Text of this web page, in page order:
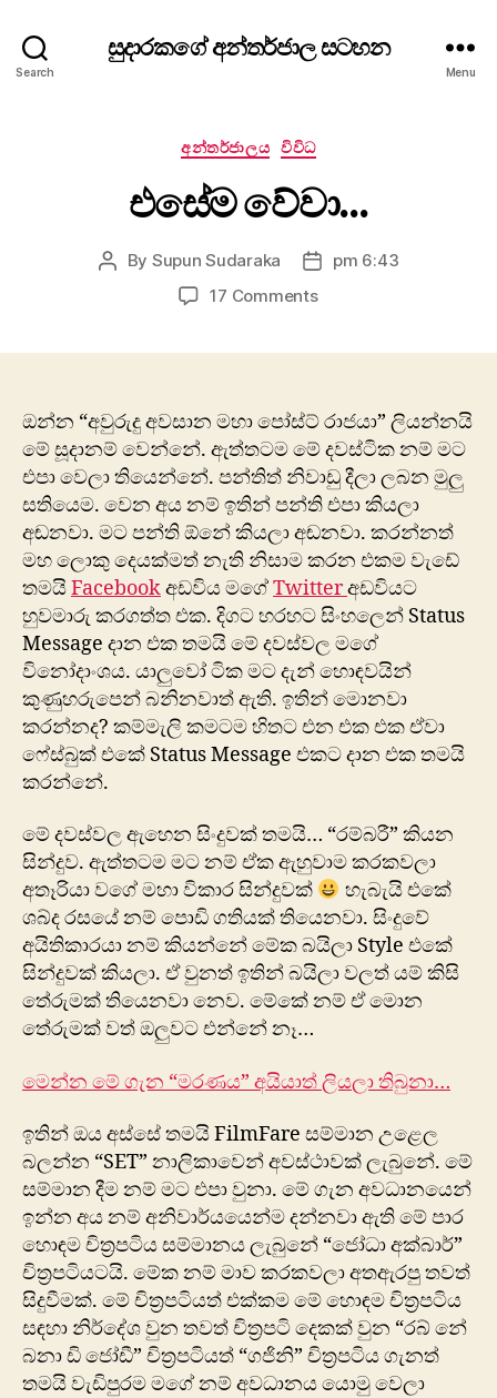
Search
සුදාරකගේ අන්තර්ජාල සටහන
Menu
Categories
අන්තර්ජාලය විවිධ
එසේම වේවා…
Post
By Supun Sudaraka
Postpm 6:43
17 Commentson
ඔන්න “අවුරුදු අවසාන මහා පෝස්ට් රාජයා” ලියන්නයි
මේ සූදානම් වෙන්නේ. ඇත්තටම මේ දවස්ටික නම් මට
එපා වෙලා තියෙන්නේ. පන්තිත් නිවාඩු දීලා ලබන මුලු
සතියෙම. වෙන අය නම් ඉතින් පන්ති එපා කියලා
අඬනවා. මට පන්ති ඕනේ කියලා අඬනවා. කරන්නත්
මහ ලොකු දෙයක්මත් නැති නිසාම කරන එකම වැ‍ඩේ
තමයිFacebookඅඩවිය මගේTwitterඅඩවියට
හුවමාරු කරගත්ත එක. දිගට හරහට සිංහලෙන් Status
Message දාන එක තමයි මේ දවස්වල මගේ
විනෝදාංශය. යාලුවෝ ටික මට දැන් හොඳවයින්
කුණුහරුපෙන් බනිනවාත් ඇති. ඉතින් මොනවා
කරන්නද? කම්මැලි කමටම හිතට එන එක එක ඒවා
ෆේස්බුක් එකේ Status Message එකට දාන එක තමයි
කරන්නේ.
මේ දවස්වල ඇහෙන සිංදුවක් තමයි… “රම්බරී” කියන
සින්දුව. ඇත්තටම මට නම් ඒක ඇහුවාම කරකවලා
අතෑරියා වගේ මහා විකාර සින්දුවක්
හැබැයි එකේ
ශබ්ද රසයේ නම් පොඩි ගතියක් තියෙනවා. සිංදුවේ
අයිතිකාරයා නම් කියන්නේ මේක බයිලා Style එකේ
සින්දුවක් කියලා. ඒ වුනත් ඉතින් බයිලා වලත් යම් කිසි
‍තේරුමක් තියෙනවා නෙව. මේකේ නම් ඒ මොන‍
තේරුමක් වත් ඔලුවට එන්නේ නෑ…
මෙන්න මේ ගැන “මරණය” අයියාත් ලියලා තිබුනා…
ඉතින් ඔය අස්සේ තමයි FilmFare සම්මාන උළෙල
බලන්න “SET” නාලිකාවෙන් අවස්ථාවක් ලැබුනේ. මේ
සම්මාන දීම නම් මට එපා වුනා. මේ ගැන අවධානයෙන්
ඉන්න අය නම් අනිවාර්යයෙන්ම දන්නවා ඇති මේ පාර
හොඳම චිත්‍රපටිය සම්මානය ලැබුනේ “ජෝධා අක්බාර්”
චිත්‍රපටියටයි. මේක නම් මාව කරකවලා අතඇරපු තවත්
සිදුවීමක්. මේ චිත්‍රපටියත් එක්කම මේ හොඳම චිත්‍රපටිය
සඳහා නිර්දේශ ‍වුන තවත් චිත්‍රපටි දෙකක් වුන “රබ් නේ
බනා ඩි ජෝඩී” චිත්‍රපටියත් “ගජිනි” චිත්‍රපටිය ගැනත්
තමයි වැඩිපුරම මගේ නම් අවධානය යොමු වෙලා